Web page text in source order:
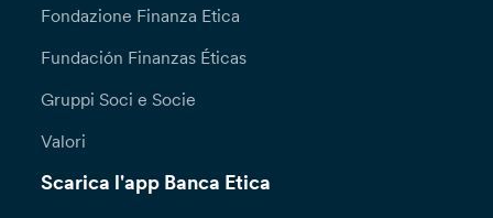
Fondazione Finanza Etica
Fundación Finanzas Éticas
Gruppi Soci e Socie
Valori
Scarica l'app Banca Etica